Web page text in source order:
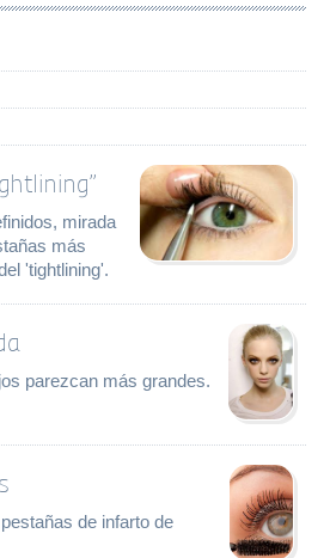
mirada
más
'tightlining'.
parezcan más grandes.
de infarto de